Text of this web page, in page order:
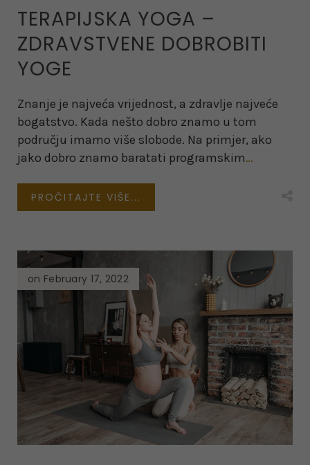
TERAPIJSKA YOGA –
ZDRAVSTVENE DOBROBITI
YOGE
Znanje je najveća vrijednost, a zdravlje najveće
bogatstvo. Kada nešto dobro znamo u tom
području imamo više slobode. Na primjer, ako
jako dobro znamo baratati programskim…
PROČITAJTE VIŠE...
on February 17, 2022